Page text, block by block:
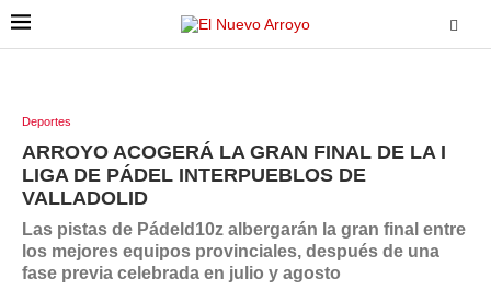
Deportes
ARROYO ACOGERÁ LA GRAN FINAL DE LA I
LIGA DE PÁDEL INTERPUEBLOS DE
VALLADOLID
Las pistas de Pádeld10z albergarán la gran final entre
los mejores equipos provinciales, después de una
fase previa celebrada en julio y agosto